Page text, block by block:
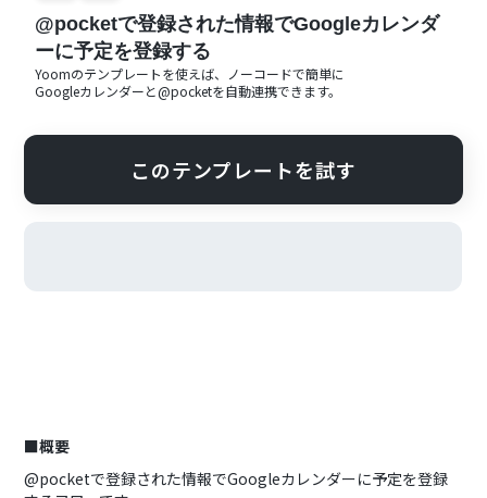
@pocketで登録された情報でGoogleカレンダ
ーに予定を登録する
Yoomのテンプレートを使えば、ノーコードで簡単に
Googleカレンダーと@pocketを自動連携できます。
このテンプレートを試す
■概要
@pocketで登録された情報でGoogleカレンダーに予定を登録